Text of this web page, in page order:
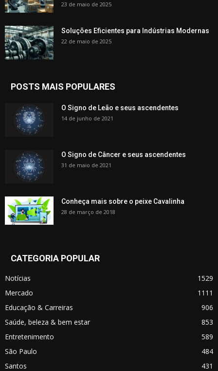
23 de maio de 2025
Soluções Eficientes para Indústrias Modernas
22 de maio de 2025
POSTS MAIS POPULARES
O Signo de Leão e seus ascendentes
14 de junho de 2021
O Signo de Câncer e seus ascendentes
31 de maio de 2021
Conheça mais sobre o peixe Cavalinha
28 de março de 2018
CATEGORIA POPULAR
Notícias
1529
Mercado
1111
Educação & Carreiras
906
Saúde, beleza & bem estar
853
Entretenimento
589
São Paulo
484
Santos
431